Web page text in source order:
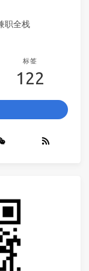
职全栈
标签
122